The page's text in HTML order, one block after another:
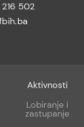
502
Footer
sub
Aktivnosti
Lobiranje i
zastupanje